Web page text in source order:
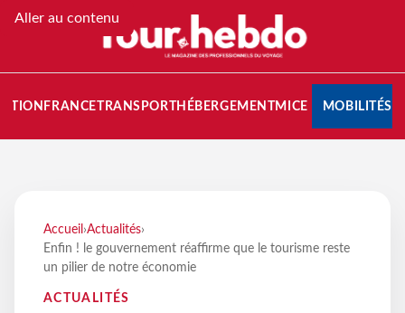
Aller au contenu
FRANCETRANSPORT HÉBERGEMENTMICE MOBILITÉS
Accueil ›Actualités›
Enfin ! le gouvernement réaffirme que le tourisme reste
un pilier de notre économie
ACTUALITÉS